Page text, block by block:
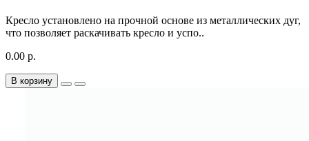
Кресло установлено на прочной основе из металлических дуг,
что позволяет раскачивать кресло и успо..
0.00 р.
В корзину